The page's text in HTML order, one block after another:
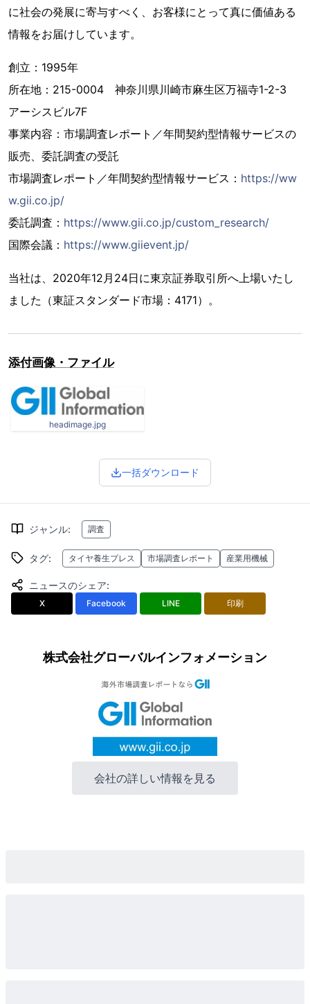
に社会の発展に寄与すべく、お客様にとって真に価値ある
情報をお届けしています。
創立：1995年
所在地：215-0004 神奈川県川崎市麻生区万福寺1-2-3
アーシスビル7F
事業内容：市場調査レポート／年間契約型情報サービスの
販売、委託調査の受託
市場調査レポート／年間契約型情報サービス： https://ww
w.gii.co.jp/
委託調査： https://www.gii.co.jp/custom_research/
国際会議： https://www.giievent.jp/
当社は、2020年12月24日に東京証券取引所へ上場いたし
ました（東証スタンダード市場：4171）。
添付画像・ファイル
headimage.jpg
一括ダウンロード
ジャンル: 調査
タグ: タイヤ養生プレス 市場調査レポート 産業用機械
ニュースのシェア:
X Facebook LINE 印刷
株式会社グローバルインフォメーション
会社の詳しい情報を見る